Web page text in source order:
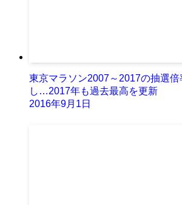
東京マラソン2007～2017の抽選
し…2017年も過去最高を更新
2016年9月1日